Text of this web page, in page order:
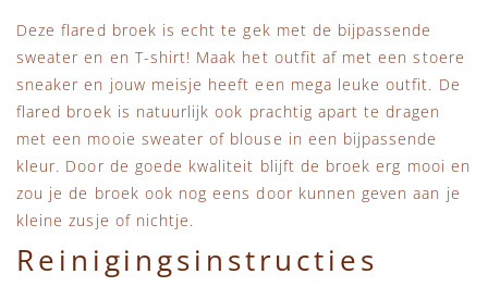
Deze flared broek is echt te gek met de bijpassende
sweater en en T-shirt! Maak het outfit af met een stoere
sneaker en jouw meisje heeft een mega leuke outfit. De
flared broek is natuurlijk ook prachtig apart te dragen
met een mooie sweater of blouse in een bijpassende
kleur. Door de goede kwaliteit blijft de broek erg mooi en
zou je de broek ook nog eens door kunnen geven aan je
kleine zusje of nichtje.
Reinigingsinstructies